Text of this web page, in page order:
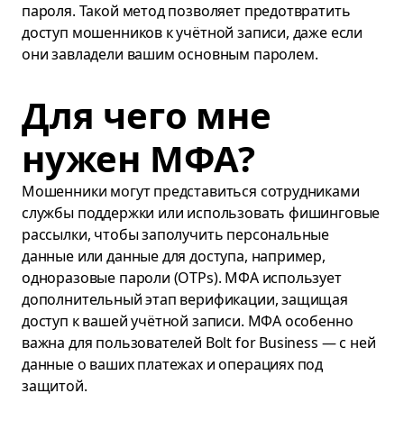
пароля. Такой метод позволяет предотвратить
доступ мошенников к учётной записи, даже если
они завладели вашим основным паролем.
Для чего мне
нужен МФА?
Мошенники могут представиться сотрудниками
службы поддержки или использовать фишинговые
рассылки, чтобы заполучить персональные
данные или данные для доступа, например,
одноразовые пароли (OTPs). МФА использует
дополнительный этап верификации, защищая
доступ к вашей учётной записи. МФА особенно
важна для пользователей Bolt for Business — с ней
данные о ваших платежах и операциях под
защитой.